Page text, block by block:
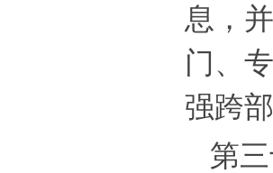
息，
门、
强跨
第